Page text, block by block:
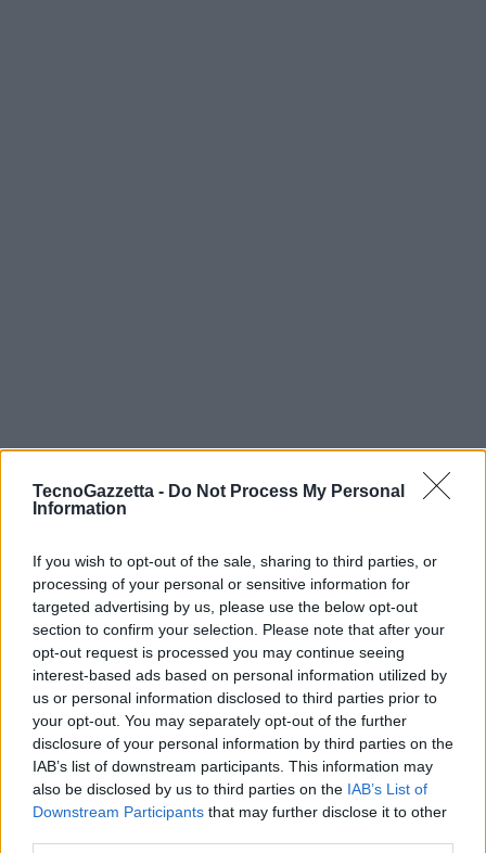
TecnoGazzetta - Do Not Process My Personal
Information
If you wish to opt-out of the sale, sharing to third parties, or
processing of your personal or sensitive information for
targeted advertising by us, please use the below opt-out
section to confirm your selection. Please note that after your
opt-out request is processed you may continue seeing
interest-based ads based on personal information utilized by
us or personal information disclosed to third parties prior to
your opt-out. You may separately opt-out of the further
disclosure of your personal information by third parties on the
IAB’s list of downstream participants. This information may
also be disclosed by us to third parties on the IAB’s List of
Downstream Participants that may further disclose it to other
Principali Vantaggi
Riaccredito del 4% sugli acquisti effettuati con Carta per i primi
4 mesi, dall’emissione. Successivamente il riaccredito sarà
dell’1%
Flessibilità di pagamento:con Blu American Express effettui i
tuoi acquisti e, se decidi di pagare in maniera flessibile,
decidere tu l’importo da pagare ogni mese in base alle tue
esigenze, con una semplice telefonata al servizio clienti!
Potrai scegliere di pagare:
– un importo minimo mensile come da condizioni contrattuali e
comunque non inferiore a 40€